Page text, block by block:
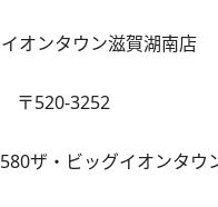
オンタウン滋賀湖南店
〒520-3252
ザ・ビッグイオンタウ